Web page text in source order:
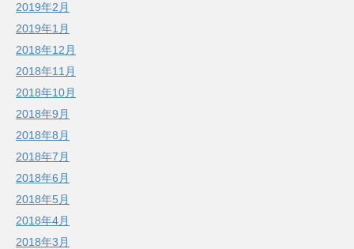
2019年2月
2019年1月
2018年12月
2018年11月
2018年10月
2018年9月
2018年8月
2018年7月
2018年6月
2018年5月
2018年4月
2018年3月